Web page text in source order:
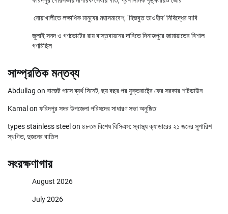
নোয়াখালীতে লক্ষাধিক মানুষের মহাসমাবেশ, ‘হিজবুত তাওহীদ’ নিষিদ্ধের দাবি
জুলাই সনদ ও গণভোটের রায় বাস্তবায়নের দাবিতে দিনাজপুরে জামায়াতের বিশাল
গণমিছিল
সাম্প্রতিক মন্তব্য
Abdullag on বাজেট পাসে ব্যর্থ সিনেট, ছয় বছর পর যুক্তরাষ্ট্রে ফের সরকার শাটডাউন
Kamal on ফরিদপুর সদর উপজেলা পরিষদের সাধারণ সভা অনুষ্ঠিত
types stainless steel on ৪৮তম বিশেষ বিসিএস: স্বাস্থ্য ক্যাডারের ২১ জনের সুপারিশ
স্থগিত, দুজনের বাতিল
সংরক্ষণাগার
August 2026
July 2026